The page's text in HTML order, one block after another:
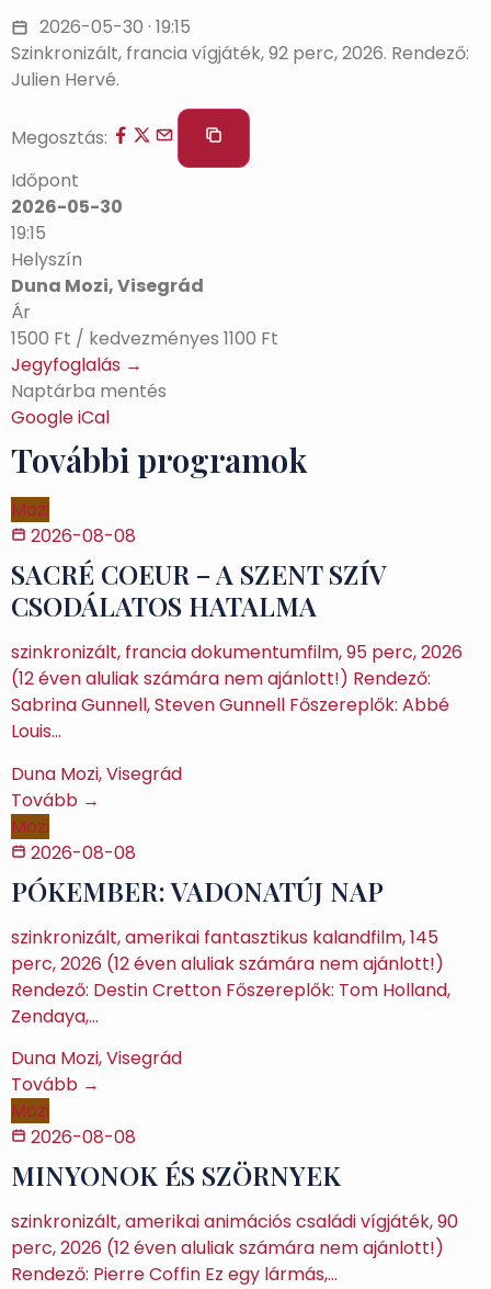
2026-05-30 · 19:15
Szinkronizált, francia vígjáték, 92 perc, 2026. Rendező:
Julien Hervé.
Megosztás:
Időpont
2026-05-30
19:15
Helyszín
Duna Mozi, Visegrád
Ár
1500 Ft / kedvezményes 1100 Ft
Jegyfoglalás →
Naptárba mentés
GoogleiCal
További programok
Mozi
2026-08-08
SACRÉ COEUR – A SZENT SZÍV
CSODÁLATOS HATALMA
szinkronizált, francia dokumentumfilm, 95 perc, 2026
(12 éven aluliak számára nem ajánlott!) Rendező:
Sabrina Gunnell, Steven Gunnell Főszereplők: Abbé
Louis…
Duna Mozi, Visegrád
Tovább →
Mozi
2026-08-08
PÓKEMBER: VADONATÚJ NAP
szinkronizált, amerikai fantasztikus kalandfilm, 145
perc, 2026 (12 éven aluliak számára nem ajánlott!)
Rendező: Destin Cretton Főszereplők: Tom Holland,
Zendaya,…
Duna Mozi, Visegrád
Tovább →
Mozi
2026-08-08
MINYONOK ÉS SZÖRNYEK
szinkronizált, amerikai animációs családi vígjáték, 90
perc, 2026 (12 éven aluliak számára nem ajánlott!)
Rendező: Pierre Coffin Ez egy lármás,…